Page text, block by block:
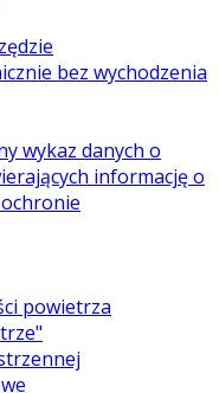
bez wychodzenia
wykaz danych o
informację o
powietrza